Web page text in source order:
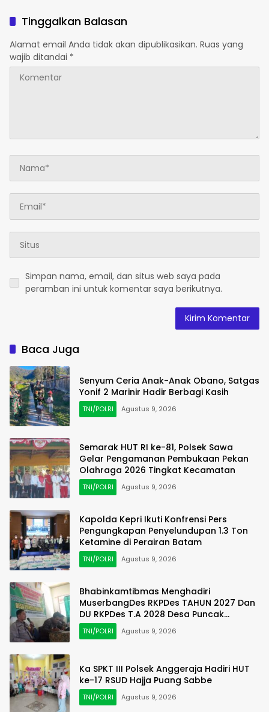
Tinggalkan Balasan
Alamat email Anda tidak akan dipublikasikan. Ruas yang
wajib ditandai *
Simpan nama, email, dan situs web saya pada
peramban ini untuk komentar saya berikutnya.
Baca Juga
Senyum Ceria Anak-Anak Obano, Satgas
Yonif 2 Marinir Hadir Berbagi Kasih
TNI/POLRI Agustus 9, 2026
Semarak HUT RI ke-81, Polsek Sawa
Gelar Pengamanan Pembukaan Pekan
Olahraga 2026 Tingkat Kecamatan
TNI/POLRI Agustus 9, 2026
Kapolda Kepri Ikuti Konfrensi Pers
Pengungkapan Penyelundupan 1.3 Ton
Ketamine di Perairan Batam
TNI/POLRI Agustus 9, 2026
Bhabinkamtibmas Menghadiri
MuserbangDes RKPDes TAHUN 2027 Dan
DU RKPDes T.A 2028 Desa Puncak
Harapan
TNI/POLRI Agustus 9, 2026
Ka SPKT III Polsek Anggeraja Hadiri HUT
ke-17 RSUD Hajja Puang Sabbe
TNI/POLRI Agustus 9, 2026